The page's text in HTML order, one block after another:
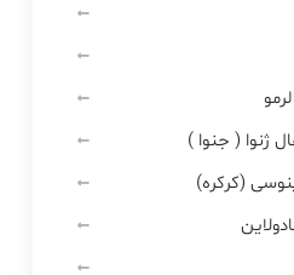
ژنوا ( جنوا )
(کرکره)